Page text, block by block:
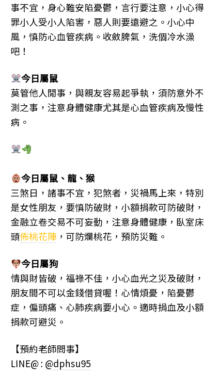
事不宜，身心難安陷憂鬱，言行要注意，小心得
罪小人受小人陷害，惡人則要遠避之。小心中
風，慎防心血管疾病。收斂脾氣，洗個冷水澡
吧！
今日屬鼠
莫管他人閒事，與親友容易起爭執，須防意外不
測之事，注意身體健康尤其是心血管疾病及慢性
病。
今日屬鼠、 龍、 猴
三煞日，諸事不宜，犯煞者，災禍馬上來，特別
是女性朋友，要慎防破財，小額捐款可防破財，
金融立卷交易不可妄動，注意身體健康，臥室床
頭佈桃花陣 ，可防爛桃花，預防災難。
今日屬狗
情與財皆破，福祿不佳，小心血光之災及破財，
朋友間不可以金錢借貸喔！心情煩憂，陷憂鬱
症，偏頭痛、心肺疾病要小心。適時捐血及小額
捐款可避災。
【預約老師問事】
LINE@ : @dphsu95